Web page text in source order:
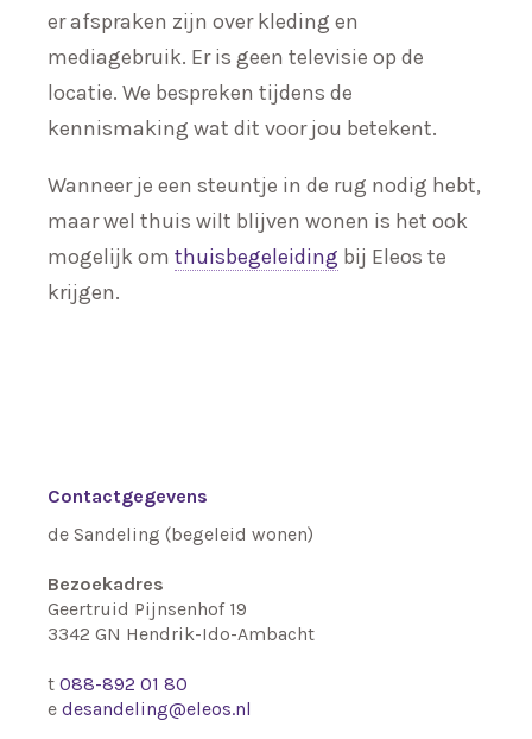
er afspraken zijn over kleding en
mediagebruik. Er is geen televisie op de
locatie. We bespreken tijdens de
kennismaking wat dit voor jou betekent.
Wanneer je een steuntje in de rug nodig hebt,
maar wel thuis wilt blijven wonen is het ook
mogelijk om thuisbegeleiding bij Eleos te
krijgen.
Contactgegevens
de Sandeling (begeleid wonen)
Bezoekadres
Geertruid Pijnsenhof 19
3342 GN Hendrik-Ido-Ambacht
t 088-892 01 80
e desandeling@eleos.nl